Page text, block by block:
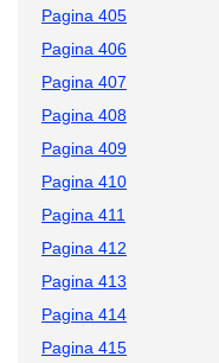
Pagina 405
Pagina 406
Pagina 407
Pagina 408
Pagina 409
Pagina 410
Pagina 411
Pagina 412
Pagina 413
Pagina 414
Pagina 415